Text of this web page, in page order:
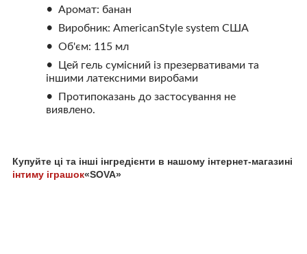
Аромат: банан
Виробник: AmericanStyle system США
Об'єм: 115 мл
Цей гель сумісний із презервативами та
іншими латексними виробами
Протипоказань до застосування не
виявлено.
Купуйте ці та інші інгредієнти в нашому інтернет-магазині
інтиму іграшок«SOVA»